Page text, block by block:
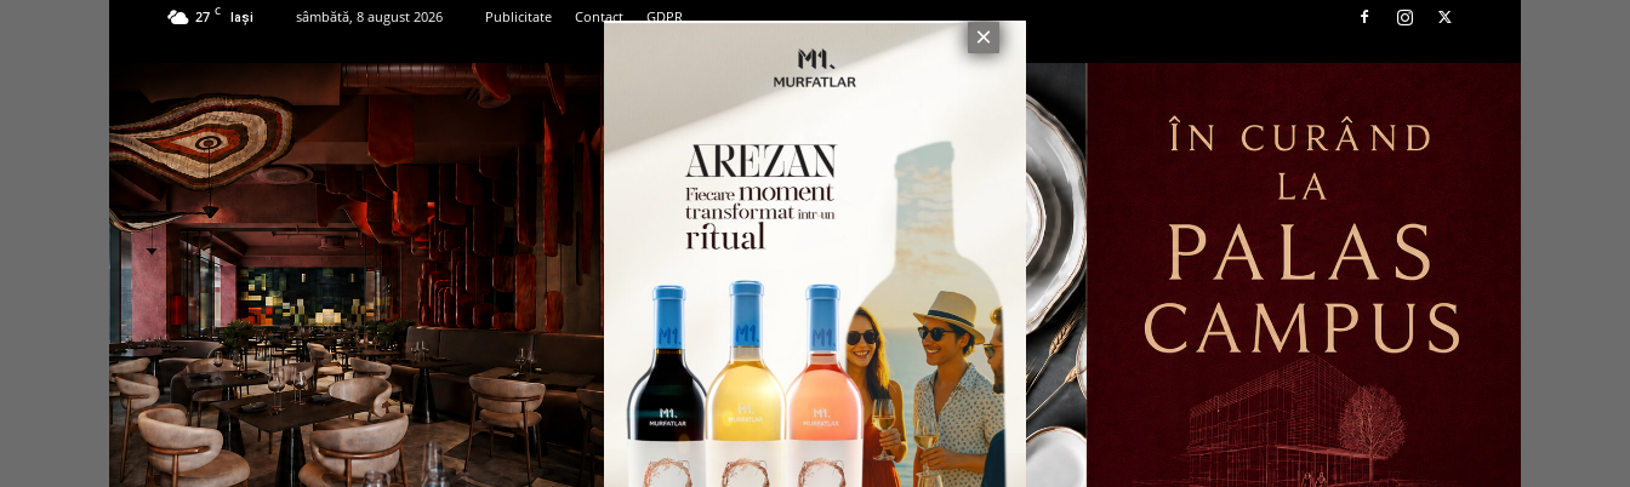
27 C Iași sâmbătă, 8 august 2026 Publicitate Contact GDPR